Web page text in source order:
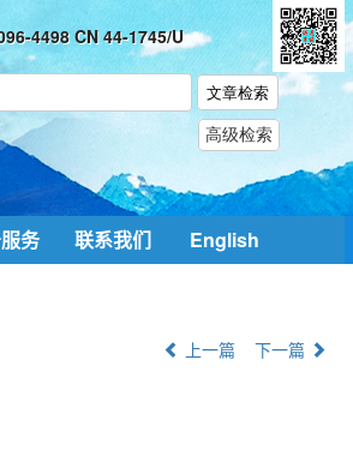
4498 CN 44-1745/U
务 联系我们 English
上一篇 下一篇